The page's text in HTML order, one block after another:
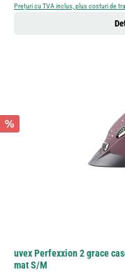
Prețuri cu TVA inclus, plus costuri de
%
uvex Perfexxion 2 grace
mat S/M